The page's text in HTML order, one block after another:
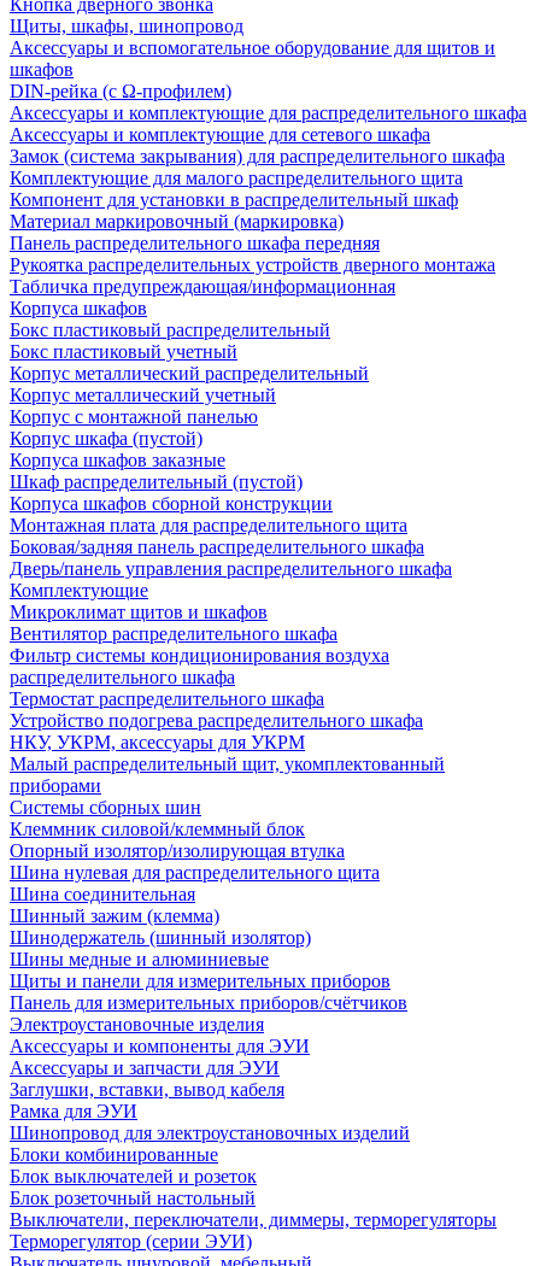
Кнопка дверного звонка
Щиты, шкафы, шинопровод
Аксессуары и вспомогательное оборудование для щитов и
шкафов
DIN-рейка (с Ω-профилем)
Аксессуары и комплектующие для распределительного шкафа
Аксессуары и комплектующие для сетевого шкафа
Замок (система закрывания) для распределительного шкафа
Комплектующие для малого распределительного щита
Компонент для установки в распределительный шкаф
Материал маркировочный (маркировка)
Панель распределительного шкафа передняя
Рукоятка распределительных устройств дверного монтажа
Табличка предупреждающая/информационная
Корпуса шкафов
Бокс пластиковый распределительный
Бокс пластиковый учетный
Корпус металлический распределительный
Корпус металлический учетный
Корпус с монтажной панелью
Корпус шкафа (пустой)
Корпуса шкафов заказные
Шкаф распределительный (пустой)
Корпуса шкафов сборной конструкции
Монтажная плата для распределительного щита
Боковая/задняя панель распределительного шкафа
Дверь/панель управления распределительного шкафа
Комплектующие
Микроклимат щитов и шкафов
Вентилятор распределительного шкафа
Фильтр системы кондиционирования воздуха
распределительного шкафа
Термостат распределительного шкафа
Устройство подогрева распределительного шкафа
НКУ, УКРМ, аксессуары для УКРМ
Малый распределительный щит, укомплектованный
приборами
Системы сборных шин
Клеммник силовой/клеммный блок
Опорный изолятор/изолирующая втулка
Шина нулевая для распределительного щита
Шина соединительная
Шинный зажим (клемма)
Шинодержатель (шинный изолятор)
Шины медные и алюминиевые
Щиты и панели для измерительных приборов
Панель для измерительных приборов/счётчиков
Электроустановочные изделия
Аксессуары и компоненты для ЭУИ
Аксессуары и запчасти для ЭУИ
Заглушки, вставки, вывод кабеля
Рамка для ЭУИ
Шинопровод для электроустановочных изделий
Блоки комбинированные
Блок выключателей и розеток
Блок розеточный настольный
Выключатели, переключатели, диммеры, терморегуляторы
Терморегулятор (серии ЭУИ)